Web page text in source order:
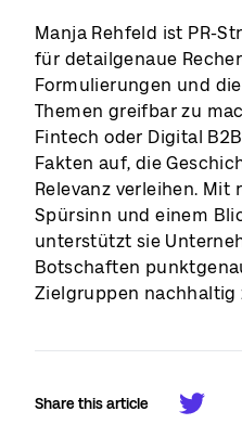
Manja Rehfeld ist PR-
für detailgenaue
Formulierungen und
Themen greifbar zu
Fintech oder Digital
Fakten auf, die
Relevanz verleihen.
Spürsinn und einem
unterstützt sie
Botschaften
Zielgruppen nachhaltig
Share this article